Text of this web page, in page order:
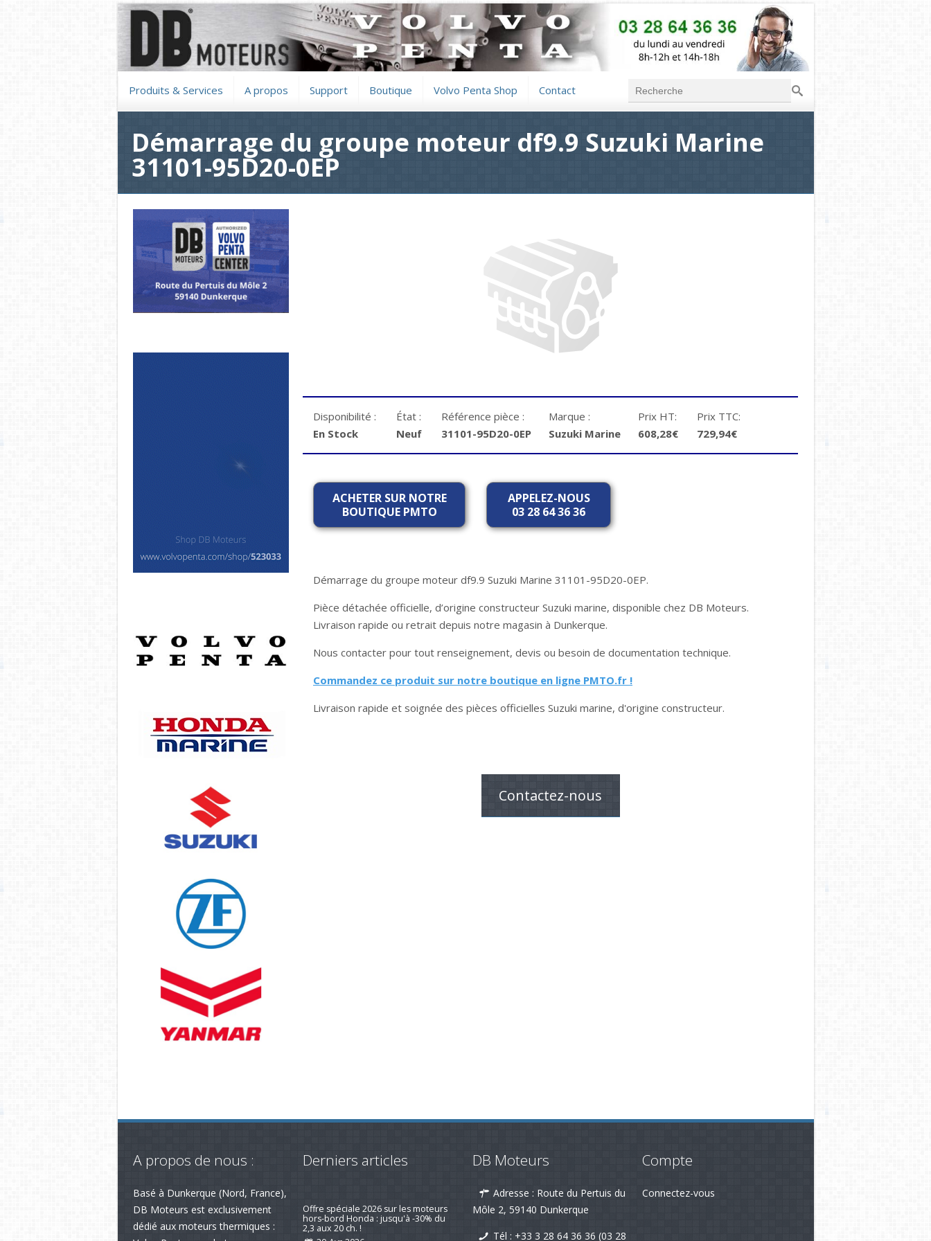
Produits & Services A propos Support Boutique Volvo Penta Shop Contact
Formulaire de
recherche
Recherche
Démarrage du groupe moteur df9.9 Suzuki Marine
31101-95D20-0EP
Disponibilité :
En Stock
État :
Neuf
Référence pièce :
31101-95D20-0EP
Marque :
Suzuki Marine
Prix HT:
608,28€
Prix TTC:
729,94€
ACHETER SUR NOTRE
BOUTIQUE PMTO
APPELEZ-NOUS
03 28 64 36 36
Démarrage du groupe moteur df9.9 Suzuki Marine 31101-95D20-0EP.
Pièce détachée officielle, d’origine constructeur Suzuki marine, disponible chez DB Moteurs.
Livraison rapide ou retrait depuis notre magasin à Dunkerque.
Nous contacter pour tout renseignement, devis ou besoin de documentation technique.
Commandez ce produit sur notre boutique en ligne PMTO.fr !
Livraison rapide et soignée des pièces officielles Suzuki marine, d'origine constructeur.
Contactez-nous
A propos de nous :
Basé à Dunkerque (Nord, France),
DB Moteurs est exclusivement
dédié aux moteurs thermiques :
Derniers articles
avis client qui fait plaisir !
19-nov-2025
DB Moteurs
Adresse : Route du Pertuis du
Môle 2, 59140 Dunkerque
Tél : +33 3 28 64 36 36 (03 28
Compte
Connectez-vous